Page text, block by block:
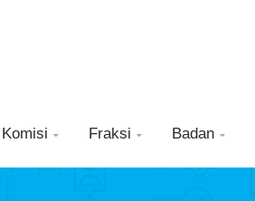
Komisi  Fraksi  Badan 